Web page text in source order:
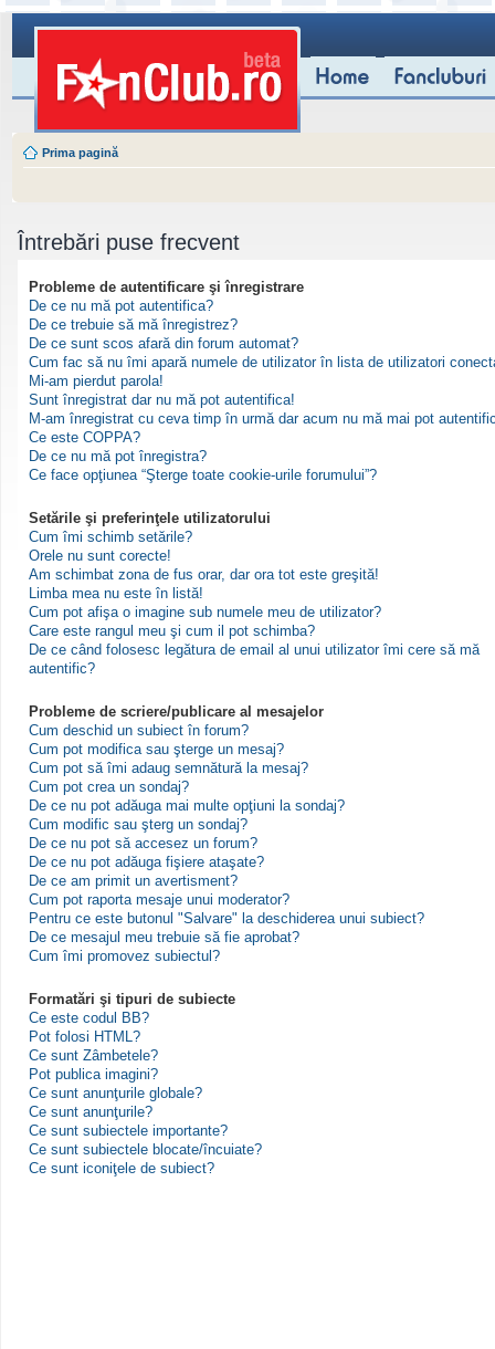
Prima pagină
Întrebări puse frecvent
Probleme de autentificare şi înregistrare
De ce nu mă pot autentifica?
De ce trebuie să mă înregistrez?
De ce sunt scos afară din forum automat?
Cum fac să nu îmi apară numele de utilizator în lista de utilizatori
Mi-am pierdut parola!
Sunt înregistrat dar nu mă pot autentifica!
M-am înregistrat cu ceva timp în urmă dar acum nu mă mai pot
Ce este COPPA?
De ce nu mă pot înregistra?
Ce face opţiunea “Şterge toate cookie-urile forumului”?
Setările şi preferinţele utilizatorului
Cum îmi schimb setările?
Orele nu sunt corecte!
Am schimbat zona de fus orar, dar ora tot este greşită!
Limba mea nu este în listă!
Cum pot afişa o imagine sub numele meu de utilizator?
Care este rangul meu şi cum il pot schimba?
De ce când folosesc legătura de email al unui utilizator îmi cere să mă
autentific?
Probleme de scriere/publicare al mesajelor
Cum deschid un subiect în forum?
Cum pot modifica sau şterge un mesaj?
Cum pot să îmi adaug semnătură la mesaj?
Cum pot crea un sondaj?
De ce nu pot adăuga mai multe opţiuni la sondaj?
Cum modific sau şterg un sondaj?
De ce nu pot să accesez un forum?
De ce nu pot adăuga fişiere ataşate?
De ce am primit un avertisment?
Cum pot raporta mesaje unui moderator?
Pentru ce este butonul "Salvare" la deschiderea unui subiect?
De ce mesajul meu trebuie să fie aprobat?
Cum îmi promovez subiectul?
Formatări şi tipuri de subiecte
Ce este codul BB?
Pot folosi HTML?
Ce sunt Zâmbetele?
Pot publica imagini?
Ce sunt anunţurile globale?
Ce sunt anunţurile?
Ce sunt subiectele importante?
Ce sunt subiectele blocate/încuiate?
Ce sunt iconiţele de subiect?